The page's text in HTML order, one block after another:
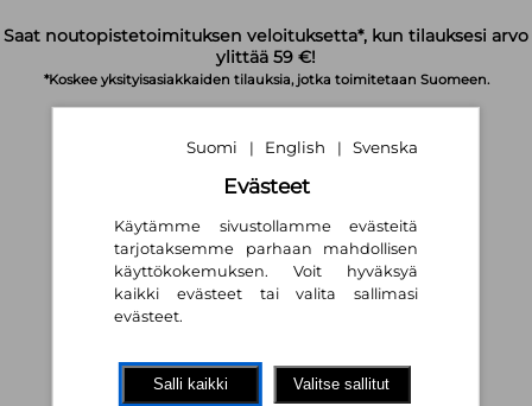
Saat noutopistetoimituksen veloituksetta*, kun tilauksesi arvo
ylittää 59 €!
*Koskee yksityisasiakkaiden tilauksia, jotka toimitetaan Suomeen.
Suomi | English | Svenska
Suomi | English | Svenska
Evästeet
Käytämme sivustollamme evästeitä
tarjotaksemme parhaan mahdollisen
käyttökokemuksen. Voit hyväksyä
kaikki evästeet tai valita sallimasi
evästeet.
Salli kaikki Valitse sallitut